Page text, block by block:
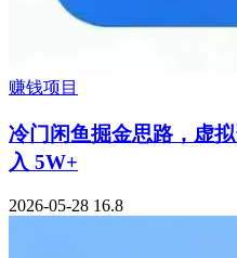
赚钱项目
冷门闲鱼掘金思路，虚
入 5W+
2026-05-28 16.8